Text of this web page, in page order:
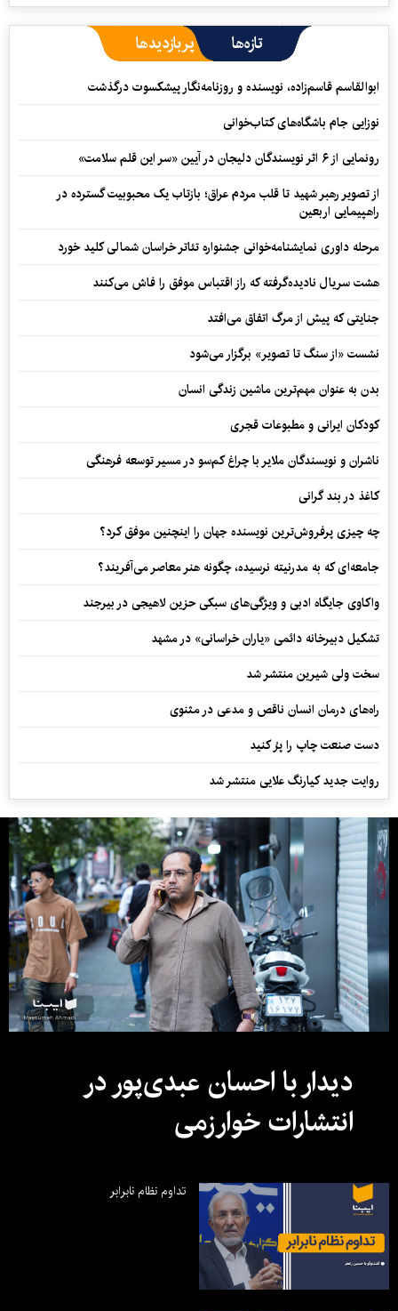
تازه‌ها پربازدیدها
ابوالقاسم قاسم‌زاده، نویسنده و روزنامه‌نگار پیشکسوت درگذشت
نوزایی جام باشگاه‌های کتاب‌خوانی
رونمایی از ۶ اثر نویسندگان دلیجان در آیین «سر این قلم سلامت»
از تصویر رهبر شهید تا قلب مردم عراق؛ بازتاب یک محبوبیت گسترده در
راهپیمایی اربعین
مرحله داوری نمایشنامه‌خوانی جشنواره تئاتر خراسان شمالی کلید خورد
هشت سریال نادیده‌گرفته که راز اقتباس موفق را فاش می‌کنند
جنایتی که پیش از مرگ اتفاق می‌افتد
نشست «از سنگ تا تصویر» برگزار می‌شود
بدن به عنوان مهم‌ترین ماشین زندگی انسان
کودکان ایرانی و مطبوعات قجری
ناشران و نویسندگان ملایر با چراغ کم‌سو در مسیر توسعه فرهنگی
کاغذ در بند گرانی
چه چیزی پرفروش‌ترین نویسنده جهان را اینچنین موفق کرد؟
جامعه‌ای که به مدرنیته نرسیده، چگونه هنر معاصر می‌آفریند؟
واکاوی جایگاه ادبی و ویژگی‌های سبکی حزین لاهیجی در بیرجند
تشکیل دبیرخانه دائمی «یاران خراسانی» در مشهد
سخت ولی شیرین منتشر شد
راه‌های درمان انسان ناقص و مدعی در مثنوی
دست صنعت چاپ را پرُ کنید
روایت جدید کیارنگ علایی منتشر شد
دیدار با احسان عبدی‌پور در
انتشارات خوارزمی
تداوم نظام نابرابر